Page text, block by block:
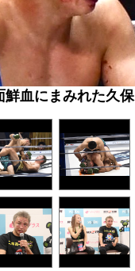
鮮血にまみれた久保